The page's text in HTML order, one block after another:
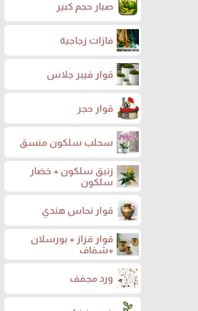
صبار حجم كبير
فازات زجاجية
قوار فيبر جلاس
قوار حجر
سحلب سلكون منسق
زنبق سلكون + خضار
سلكون
قوار نحاس هندي
قوار قزاز + بورسلان
+شفاف
ورد مجفف